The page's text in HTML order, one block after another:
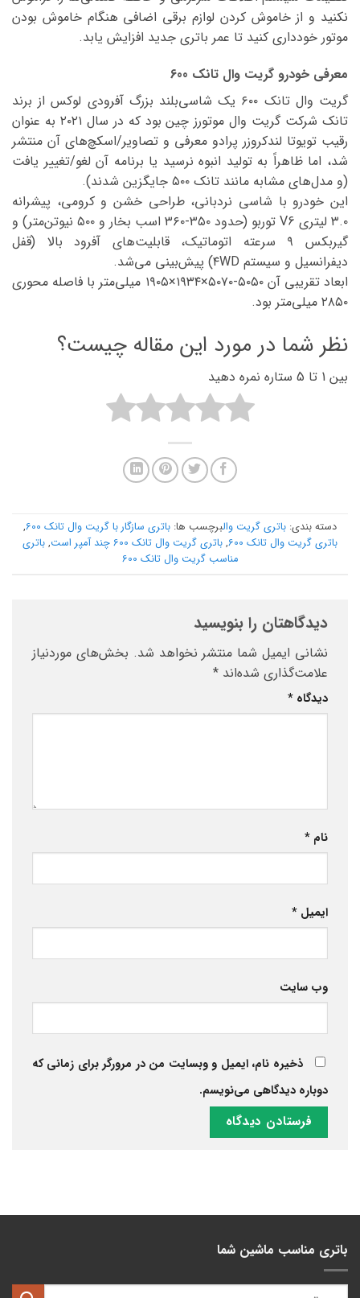
نکنید و از خاموش کردن لوازم برقی اضافی هنگام خاموش بودن
موتور خودداری کنید تا عمر باتری جدید افزایش یابد.
معرفی خودرو گریت وال تانک 600
گریت وال تانک ۶۰۰ یک شاسی‌بلند بزرگ آفرودی لوکس از برند
تانک شرکت گریت وال موتورز چین بود که در سال ۲۰۲۱ به عنوان
رقیب تویوتا لندکروزر پرادو معرفی و تصاویر/اسکچ‌های آن منتشر
شد، اما ظاهراً به تولید انبوه نرسید یا برنامه آن لغو/تغییر یافت
(و مدل‌های مشابه مانند تانک ۵۰۰ جایگزین شدند).
این خودرو با شاسی نردبانی، طراحی خشن و کرومی، پیشرانه
۳.۰ لیتری V6 توربو (حدود ۳۵۰-۳۶۰ اسب بخار و ۵۰۰ نیوتن‌متر) و
گیربکس ۹ سرعته اتوماتیک، قابلیت‌های آفرود بالا (قفل
دیفرانسیل و سیستم ۴WD) پیش‌بینی می‌شد.
ابعاد تقریبی آن ۵۰۵۰-۵۰۷۰×۱۹۳۴×۱۹۰۵ میلی‌متر با فاصله محوری
۲۸۵۰ میلی‌متر بود.
نظر شما در مورد این مقاله چیست؟
بین 1 تا 5 ستاره نمره دهید
دسته بندی: باتری گریت والبرچسب ها: باتری سازگار با گریت وال تانک 600
,
باتری گریت وال تانک 600
, باتری گریت وال تانک 600 چند آمپر است , باتری
مناسب گریت وال تانک 600
دیدگاهتان را بنویسید
نشانی ایمیل شما منتشر نخواهد شد. بخش‌های موردنیاز
علامت‌گذاری شده‌اند *
دیدگاه *
نام *
ایمیل *
وب‌ سایت
ذخیره نام، ایمیل و وبسایت من در مرورگر برای زمانی که
دوباره دیدگاهی می‌نویسم.
باتری مناسب ماشین شما